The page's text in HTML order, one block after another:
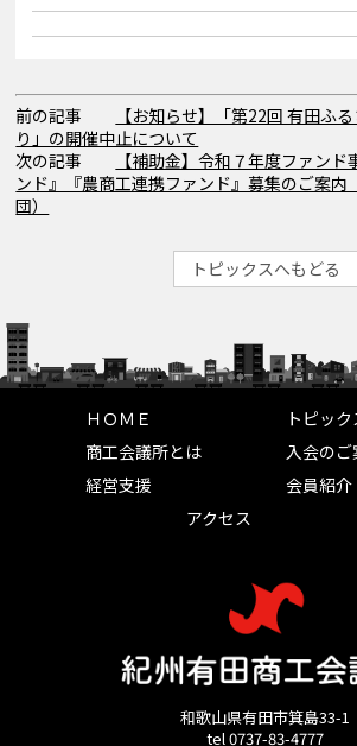
前の記事
【お知らせ】「第22回 有田ふ
り」の開催中止について
次の記事
【補助金】令和７年度ファン
ンド』『農商工連携ファンド』募集のご案内
団）
トピックスへもどる
ＨＯＭＥ
トピック
商工会議所とは
入会のご
経営支援
会員紹介
アクセス
和歌山県有田市箕島33-1
tel 0737-83-4777